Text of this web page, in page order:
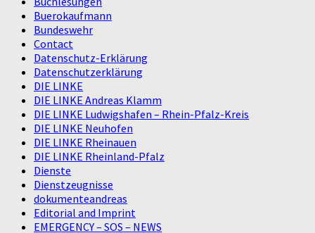
Buerokaufmann
Bundeswehr
Contact
Datenschutz-Erklärung
Datenschutzerklärung
DIE LINKE
DIE LINKE Andreas Klamm
DIE LINKE Ludwigshafen – Rhein-Pfalz-Kreis
DIE LINKE Neuhofen
DIE LINKE Rheinauen
DIE LINKE Rheinland-Pfalz
Dienste
Dienstzeugnisse
dokumenteandreas
Editorial and Imprint
EMERGENCY – SOS – NEWS